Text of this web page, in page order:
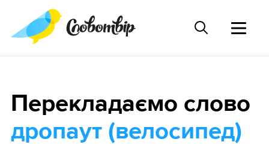
Перекладаємо слово
дропаут (велосипед)